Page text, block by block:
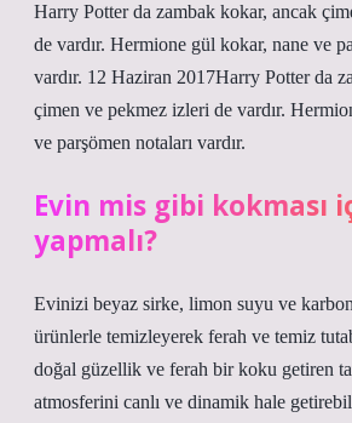
Harry Potter da zambak kokar, ancak
de vardır. Hermione gül kokar, nane ve
vardır. 12 Haziran 2017Harry Potter da
çimen ve pekmez izleri de vardır.
ve parşömen notaları vardır.
Evin mis gibi kokması
yapmalı?
Evinizi beyaz sirke, limon suyu ve
ürünlerle temizleyerek ferah ve temiz
doğal güzellik ve ferah bir koku getiren
atmosferini canlı ve dinamik hale